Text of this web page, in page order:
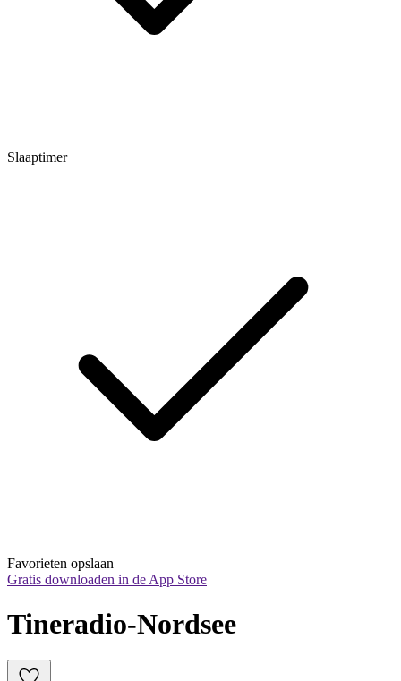
Slaaptimer
Favorieten opslaan
Gratis downloaden in de App Store
Tineradio-Nordsee